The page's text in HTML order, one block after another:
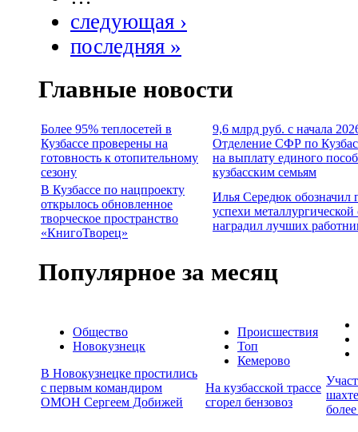
следующая ›
последняя »
Главные новости
Более 95% теплосетей в
Кузбассе проверены на
готовность к отопительному
сезону
9,6 млрд руб. с начала
Отделение СФР по
на выплату единого
кузбасским семьям
В Кузбассе по нацпроекту
открылось обновленное
творческое пространство
«КнигоТворец»
Илья Середюк обозначил
успехи металлургической
наградил лучших
Популярное за месяц
Общество
Новокузнецк
В Новокузнецке простились
с первым командиром
ОМОН Сергеем Добижей
Происшествия
Топ
Кемерово
На кузбасской трассе
сгорел бензовоз